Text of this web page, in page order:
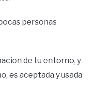
personas
de tu entorno, y
es aceptada y usada